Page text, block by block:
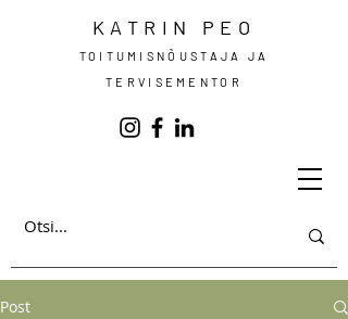
KATRIN PEO
TOITUMISNÕUSTAJA JA
TERVISEMENTOR
Post